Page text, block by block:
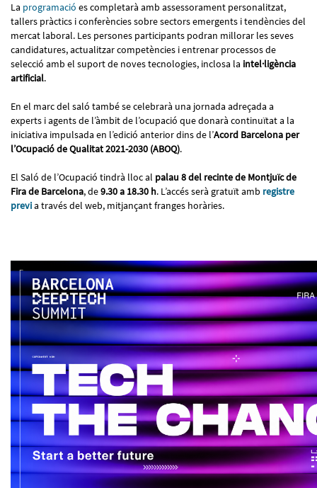
La programació es completarà amb assessorament personalitzat,
tallers pràctics i conferències sobre sectors emergents i tendències del
mercat laboral. Les persones participants podran millorar les seves
candidatures, actualitzar competències i entrenar processos de
selecció amb el suport de noves tecnologies, inclosa la intel·ligència
artificial.
En el marc del saló també se celebrarà una jornada adreçada a
experts i agents de l’àmbit de l’ocupació que donarà continuïtat a la
iniciativa impulsada en l’edició anterior dins de l’Acord Barcelona per
l’Ocupació de Qualitat 2021-2030 (ABOQ).
El Saló de l’Ocupació tindrà lloc al palau 8 del recinte de Montjuïc de
Fira de Barcelona, de9.30 a 18.30 h. L’accés serà gratuït amb registre
previa través del web, mitjançant franges horàries.